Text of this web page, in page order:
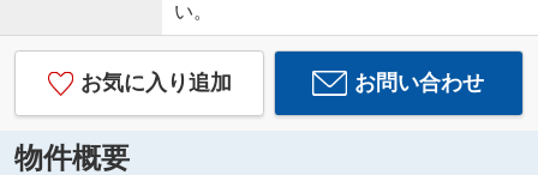
い。
お気に入り追加 お問い合わせ
物件概要